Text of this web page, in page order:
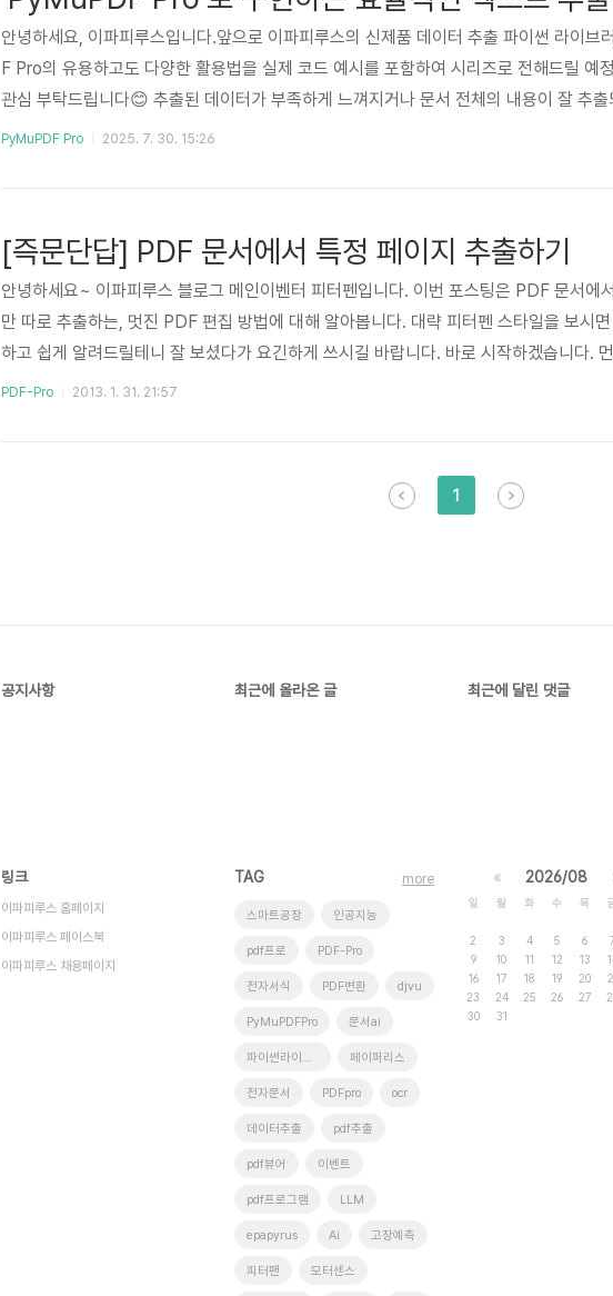
안녕하세요, 이파피루스입니다.앞으로 이파피루스의 신제품 데이터 추출 파이썬 라이브
F Pro의 유용하고도 다양한 활용법을 실제 코드 예시를 포함하여 시리즈로 전해드릴 예
관심 부탁드립니다😊 추출된 데이터가 부족하게 느껴지거나 문서 전체의 내용이 잘 추출
험,혹은 문서 처리 시간이 너무 길어 파이프라인이 불필요하게 지연된 경험이 있으신가요
PyMuPDF Pro 2025. 7. 30. 15:26
[즉문단답] PDF 문서에서 특정 페이지 추출하기
안녕하세요~ 이파피루스 블로그 메인이벤터 피터펜입니다. 이번 포스팅은 PDF 문서에
만 따로 추출하는, 멋진 PDF 편집 방법에 대해 알아봅니다. 대략 피터펜 스타일을 보시
하고 쉽게 알려드릴테니 잘 보셨다가 요긴하게 쓰시길 바랍니다. 바로 시작하겠습니다.
이지가 있는 PDF 문서를 PDF-Pro 5로 활짝 열어주세요. 그런 다음 PDF-Pro 5 프로그
는 설명글을 읽으시기 바랍니다. 입력란에 추출할 페이지의 페이지 번호를 사정없이 입력..
PDF-Pro 2013. 1. 31. 21:57
1
공지사항 최근에 올라온 글 최근에 달린 댓글
링크
이파피루스 홈페이지
이파피루스 페이스북
이파피루스 채용페이지
TAG
스마트공장 인공지능
pdf프로 PDF-Pro
전자서식 PDF변환 djvu
PyMuPDFPro 문서ai
파이썬라이브러리 페이퍼리스
전자문서 PDFpro ocr
데이터추출 pdf추출
pdf뷰어 이벤트
pdf프로그램 LLM
epapyrus Ai 고장예측
피터팬 모터센스
more « 2026/08
일 월 화 수 목
2
3 4 5 6
9
10 11 12 13
16
17 18 19 20
23
24 25 26 27
30
31